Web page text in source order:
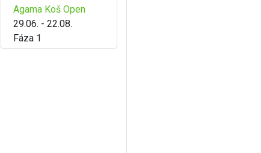
Agama Koš Open
29.06. - 22.08.
Fáza 1